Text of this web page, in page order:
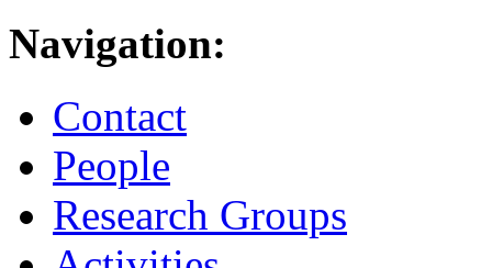
Navigation:
Contact
People
Research Groups